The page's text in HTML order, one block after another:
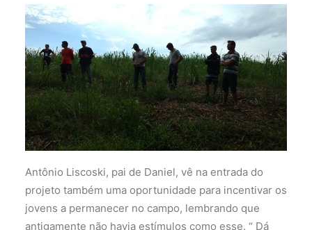
Antônio Liscoski, pai de Daniel, vê na entrada do
projeto também uma oportunidade para incentivar os
jovens a permanecer no campo, lembrando que
antigamente não havia estímulos como esse. “ Dá